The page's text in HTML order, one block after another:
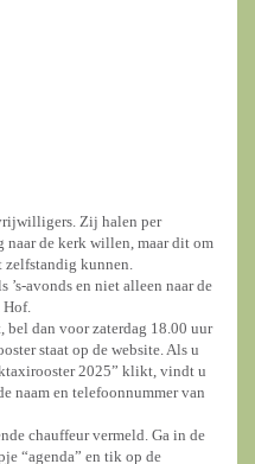
Zij halen per
naar de kerk willen, maar dit om
zelfstandig kunnen.
avonds en niet alleen naar de
Hof.
dan voor zaterdag 18.00 uur
staat op de website. Als u
2025” klikt, vindt u
naam en telefoonnummer van
chauffeur vermeld. Ga in de
“agenda” en tik op de